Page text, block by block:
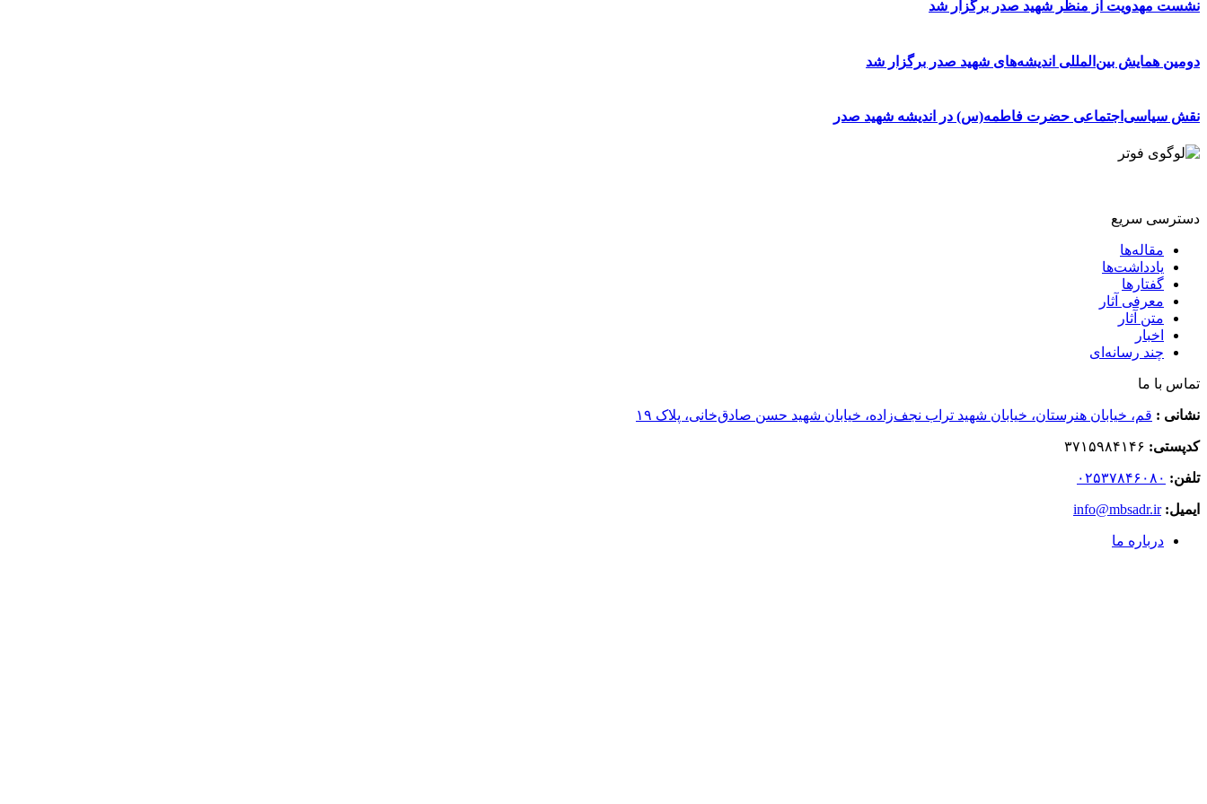
نشست مهدویت از منظر شهید صدر برگزار شد
دومین همایش بین‌المللی اندیشه‌های شهید صدر برگزار شد
نقش سیاسی‌اجتماعی حضرت فاطمه(س) در اندیشه شهید صدر
دسترسی سریع
مقاله‌ها
یادداشت‌ها
گفتارها
معرفی آثار
متن آثار
اخبار
چند رسانه‌ای
تماس با ما
نشانی : قم، خیابان هنرستان، خیابان شهید تراب نجف‌زاده، خیابان شهید حسن صادق‌خانی، پلاک ١٩
کدپستی:
تلفن: ۰۲۵۳۷۸۴۶۰۸۰
ایمیل: info@mbsadr.ir
درباره ما